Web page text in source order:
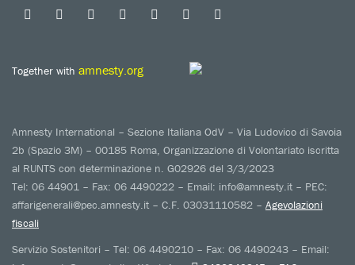
Together with amnesty.org
Amnesty International – Sezione Italiana OdV – Via Ludovico di Savoia
2b (Spazio 3M) – 00185 Roma, Organizzazione di Volontariato iscritta
al RUNTS con determinazione n. G02926 del 3/3/2023
Tel: 06 44901 – Fax: 06 4490222 – Email: info@amnesty.it – PEC:
affarigenerali@pec.amnesty.it – C.F. 03031110582 – Agevolazioni
fiscali
Servizio Sostenitori – Tel: 06 4490210 – Fax: 06 4490243 – Email: